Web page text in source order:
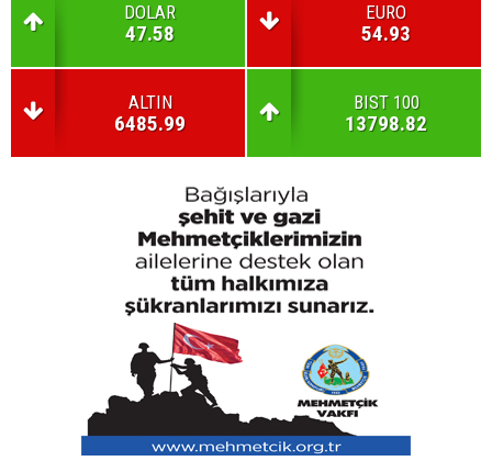
DOLAR
47.58
EURO
54.93
ALTIN
6485.99
BIST 100
13798.82